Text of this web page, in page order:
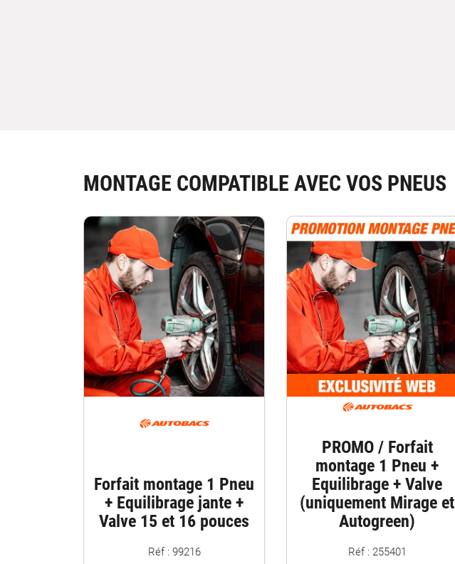
MONTAGE COMPATIBLE AVEC VOS PNEUS
Forfait montage 1 Pneu
+ Equilibrage jante +
Valve 15 et 16 pouces
Réf : 99216
PROMO / Forfait
montage 1 Pneu +
Equilibrage + Valve
(uniquement Mirage et
Autogreen)
Réf : 255401